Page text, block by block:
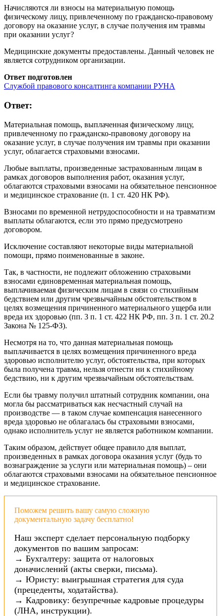
Начисляются ли взносы на материальную помощь
физическому лицу, привлеченному по гражданско-правовому
договору на оказание услуг, в случае получения им травмы
при оказании услуг?
Медицинские документы предоставлены. Данный человек не
является сотрудником организации.
Ответ подготовлен
Службой правового консалтинга компании РУНА
Ответ:
Материальная помощь, выплаченная физическому лицу,
привлеченному по гражданско-правовому договору на
оказание услуг, в случае получения им травмы при оказании
услуг, облагается страховыми взносами.
Любые выплаты, произведенные застрахованным лицам в
рамках договоров выполнения работ, оказания услуг,
облагаются страховыми взносами на обязательное пенсионное
и медицинское страхование (п. 1 ст. 420 НК РФ).
Взносами по временной нетрудоспособности и на травматизм
выплаты облагаются, если это прямо предусмотрено
договором.
Исключение составляют некоторые виды материальной
помощи, прямо поименованные в законе.
Так, в частности, не подлежит обложению страховыми
взносами единовременная материальная помощь,
выплачиваемая физическим лицам в связи со стихийным
бедствием или другим чрезвычайным обстоятельством в
целях возмещения причиненного материального ущерба или
вреда их здоровью (пп. 3 п. 1 ст. 422 НК РФ, пп. 3 п. 1 ст. 20.2
Закона № 125-ФЗ).
Несмотря на то, что данная материальная помощь
выплачивается в целях возмещения причиненного вреда
здоровью исполнителю услуг, обстоятельства, при которых
была получена травма, нельзя отнести ни к стихийному
бедствию, ни к другим чрезвычайным обстоятельствам.
Если бы травму получил штатный сотрудник компании, она
могла бы рассматриваться как несчастный случай на
производстве — в таком случае компенсация нанесенного
вреда здоровью не облагалась бы страховыми взносами,
однако исполнитель услуг не является работником компании.
Таким образом, действует общее правило для выплат,
произведенных в рамках договора оказания услуг (будь то
вознаграждение за услуги или материальная помощь) – они
облагаются страховыми взносами на обязательное пенсионное
и медицинское страхование.
Поможем решить вашу самую сложную
документальную задачу бесплатно!
Наш эксперт сделает персональную подборку
документов по вашим запросам:
→ Бухгалтеру: защита от налоговых
доначислений (акты сверки, письма).
→ Юристу: выигрышная стратегия для суда
(прецеденты, ходатайства).
→ Кадровику: безупречные кадровые процедуры
(ЛНА, инструкции).